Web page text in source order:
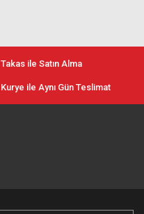
Takas ile Satın Alma
Kurye ile Aynı Gün Teslimat